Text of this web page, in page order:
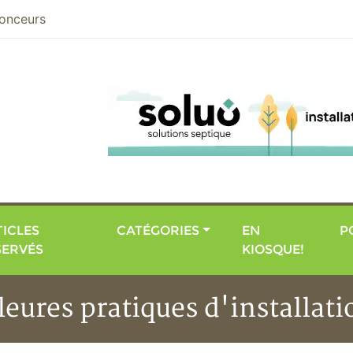
CATÉGORIES
EN
KIOSQUE!
pratiques